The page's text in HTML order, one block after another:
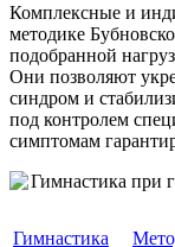
Комплексные и
методике
подобранной
Они позволяют
синдром и
под контролем
симптомам
Гимнастика